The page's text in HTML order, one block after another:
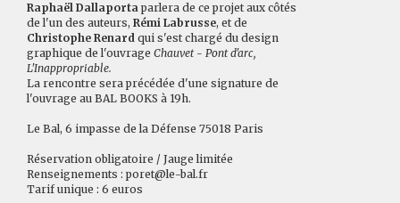
Raphaël Dallaporta parlera de ce projet aux côtés
de l'un des auteurs, Rémi Labrusse, et de
Christophe Renard qui s'est chargé du design
graphique de l'ouvrage Chauvet - Pont d'arc,
L'Inappropriable.
La rencontre sera précédée d'une signature de
l'ouvrage au BAL BOOKS à 19h.
Le Bal, 6 impasse de la Défense 75018 Paris
Réservation obligatoire / Jauge limitée
Renseignements : poret@le-bal.fr
Tarif unique : 6 euros